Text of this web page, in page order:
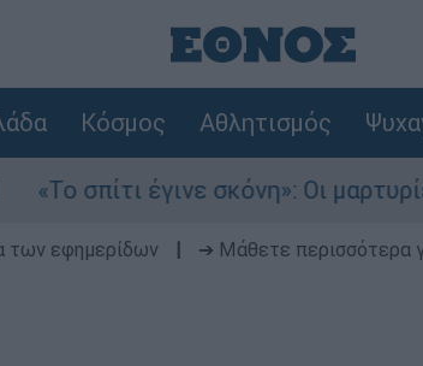
Κόσμος Αθλητισμός
έγινε σκόνη»: Οι μαρτυρίες
των εφημερίδων ➔ Μάθετε περισσότερα